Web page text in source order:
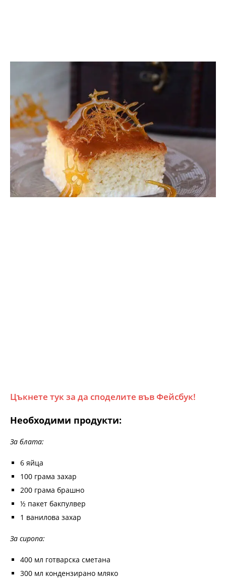
Цъкнете тук за да споделите във Фейсбук!
Необходими продукти:
За блата:
6 яйца
100 грама захар
200 грама брашно
½ пакет бакпулвер
1 ванилова захар
За сиропа:
400 мл готварска сметана
300 мл кондензирано мляко